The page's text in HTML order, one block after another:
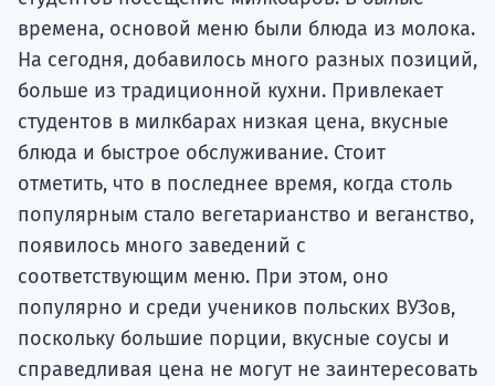
времена, основой меню были блюда из молока.
На сегодня, добавилось много разных позиций,
больше из традиционной кухни. Привлекает
студентов в милкбарах низкая цена, вкусные
блюда и быстрое обслуживание. Стоит
отметить, что в последнее время, когда столь
популярным стало вегетарианство и веганство,
появилось много заведений с
соответствующим меню. При этом, оно
популярно и среди учеников польских ВУЗов,
поскольку большие порции, вкусные соусы и
справедливая цена не могут не заинтересовать